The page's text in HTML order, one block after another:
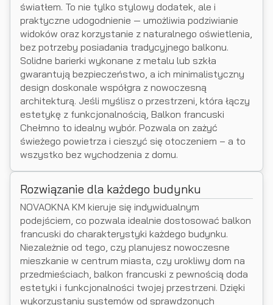
światłem. To nie tylko stylowy dodatek, ale i
praktyczne udogodnienie — umożliwia podziwianie
widoków oraz korzystanie z naturalnego oświetlenia,
bez potrzeby posiadania tradycyjnego balkonu.
Solidne barierki wykonane z metalu lub szkła
gwarantują bezpieczeństwo, a ich minimalistyczny
design doskonale współgra z nowoczesną
architekturą. Jeśli myślisz o przestrzeni, która łączy
estetykę z funkcjonalnością, Balkon francuski
Chełmno to idealny wybór. Pozwala on zażyć
świeżego powietrza i cieszyć się otoczeniem – a to
wszystko bez wychodzenia z domu.
Rozwiązanie dla każdego budynku
NOVAOKNA KM kieruje się indywidualnym
podejściem, co pozwala idealnie dostosować balkon
francuski do charakterystyki każdego budynku.
Niezależnie od tego, czy planujesz nowoczesne
mieszkanie w centrum miasta, czy urokliwy dom na
przedmieściach, balkon francuski z pewnością doda
estetyki i funkcjonalności twojej przestrzeni. Dzięki
wykorzystaniu systemów od sprawdzonych